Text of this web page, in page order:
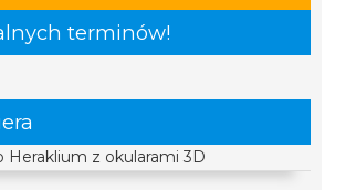
terminów!
Heraklium z okularami 3D